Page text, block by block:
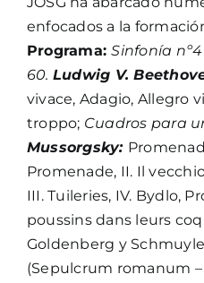
enfocados a la
Programa:Sinfonía
60. Ludwig V.
vivace, Adagio, Allegro
troppo; Cuadros para
Mussorgsky:
Promenade, II. Il
III. Tuileries, IV. Bydlo,
poussins dans leurs
Goldenberg y
(Sepulcrum romanum